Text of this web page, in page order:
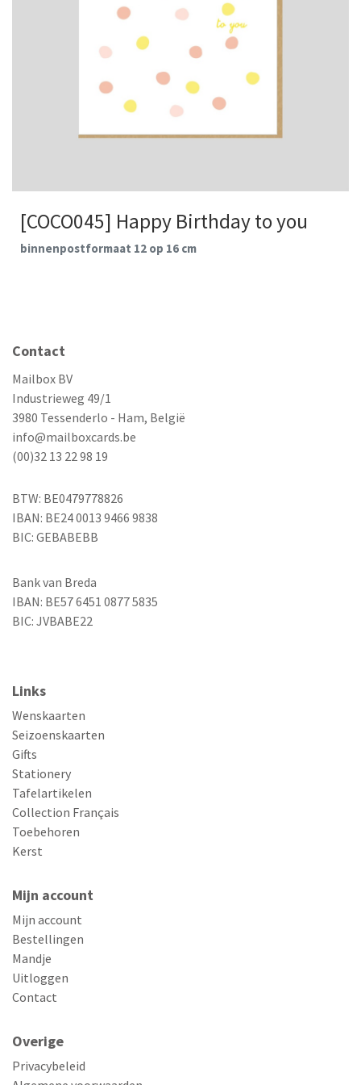
[COCO045] Happy Birthday to you
binnenpostformaat 12 op 16 cm
Contact
Mailbox BV
Industrieweg 49/1
3980 Tessenderlo - Ham, België
info@mailboxcards.be
(00)32 13 22 98 19
BTW: BE0479778826
IBAN: BE24 0013 9466 9838
BIC: GEBABEBB
Bank van Breda
IBAN: BE57 6451 0877 5835
BIC: JVBABE22
Links
Wenskaarten
Seizoenskaarten
Gifts
Stationery
Tafelartikelen
Collection Français
Toebehoren
Kerst
Mijn account
Mijn account
Bestellingen
Mandje
Uitloggen
Contact
Overige
Privacybeleid